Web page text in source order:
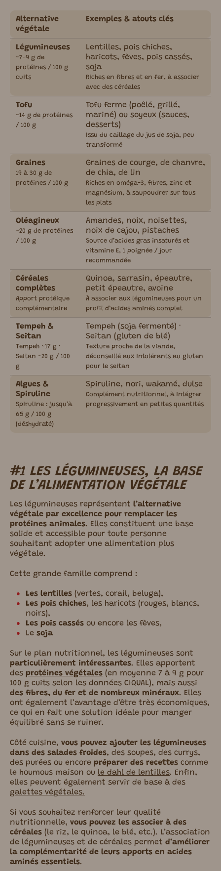
Alternative
végétale
Exemples & atouts clés
Légumineuses
~7-9 g de
protéines / 100 g
cuits
Lentilles, pois chiches,
haricots, fèves, pois cassés,
soja
Riches en fibres et en fer, à associer
avec des céréales
Tofu
~14 g de protéines
/ 100 g
Tofu ferme (poêlé, grillé,
mariné) ou soyeux (sauces,
desserts)
Issu du caillage du jus de soja, peu
transformé
Graines
19 à 30 g de
protéines / 100 g
Graines de courge, de chanvre,
de chia, de lin
Riches en oméga-3, fibres, zinc et
magnésium, à saupoudrer sur tous
les plats
Oléagineux
~20 g de protéines
/ 100 g
Amandes, noix, noisettes,
noix de cajou, pistaches
Source d’acides gras insaturés et
vitamine E, 1 poignée / jour
recommandée
Céréales
complètes
Apport protéique
complémentaire
Quinoa, sarrasin, épeautre,
petit épeautre, avoine
À associer aux légumineuses pour un
profil d’acides aminés complet
Tempeh &
Seitan
Tempeh ~17 g ·
Seitan ~20 g / 100
g
Tempeh (soja fermenté) ·
Seitan (gluten de blé)
Texture proche de la viande,
déconseillé aux intolérants au gluten
pour le seitan
Algues &
Spiruline
Spiruline : jusqu’à
65 g / 100 g
(déshydraté)
Spiruline, nori, wakamé, dulse
Complément nutritionnel, à intégrer
progressivement en petites quantités
#1 LES LÉGUMINEUSES, LA BASE
DE L’ALIMENTATION VÉGÉTALE
Les légumineuses représentent l’alternative
végétale par excellence pour remplacer les
protéines animales. Elles constituent une base
solide et accessible pour toute personne
souhaitant adopter une alimentation plus
végétale.
Cette grande famille comprend :
Les lentilles (vertes, corail, beluga),
Les pois chiches, les haricots (rouges, blancs,
noirs),
Les pois cassés ou encore les fèves,
Le soja
Sur le plan nutritionnel, les légumineuses sont
particulièrement intéressantes. Elles apportent
des protéines végétales (en moyenne 7 à 9 g pour
100 g cuits selon les données CIQUAL), mais aussi
des fibres, du fer et de nombreux minéraux. Elles
ont également l’avantage d’être très économiques,
ce qui en fait une solution idéale pour manger
équilibré sans se ruiner.
Côté cuisine, vous pouvez ajouter les légumineuses
dans des salades froides, des soupes, des currys,
des purées ou encore préparer des recettes comme
le houmous maison ou le dahl de lentilles. Enfin,
elles peuvent également servir de base à des
galettes végétales.
Si vous souhaitez renforcer leur qualité
nutritionnelle, vous pouvez les associer à des
céréales (le riz, le quinoa, le blé, etc.). L’association
de légumineuses et de céréales permet d’améliorer
la complémentarité de leurs apports en acides
aminés essentiels.